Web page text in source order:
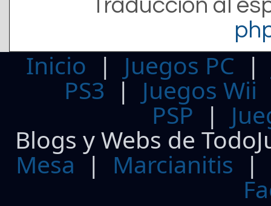
Traducción al
Inicio | Juegos PC
PS3| Juegos Wii
PSP |
Blogs y Webs de
Mesa | Marcianitis |